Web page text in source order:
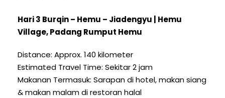
Hari 3 Burqin – Hemu – Jiadengyu | Hemu
Village, Padang Rumput Hemu
Distance: Approx. 140 kilometer
Estimated Travel Time: Sekitar 2 jam
Makanan Termasuk: Sarapan di hotel, makan siang
& makan malam di restoran halal